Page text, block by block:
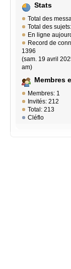
Stats
Total des
Total des
En ligne
Record de
1396
(sam. 19 avril
am)
Membres
Membres: 1
Invités: 212
Total: 213
Cléflo